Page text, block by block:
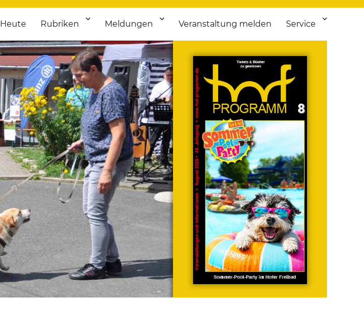
für Hochfranken
von Kultur bis Sport, von Theater bis Flohmarkt.
Heute Rubriken Meldungen Veranstaltung melden Service